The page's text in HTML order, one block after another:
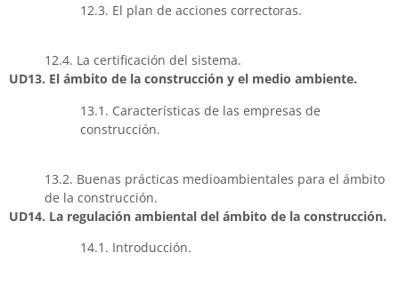
12.3. El plan de acciones correctoras.
12.4. La certificación del sistema.
UD13. El ámbito de la construcción y el medio ambiente.
13.1. Características de las empresas de
construcción.
13.2. Buenas prácticas medioambientales para el ámbito
de la construcción.
UD14. La regulación ambiental del ámbito de la construcción.
14.1. Introducción.